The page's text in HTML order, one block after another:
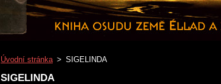
Úvodní stránka > SIGELINDA
SIGELINDA